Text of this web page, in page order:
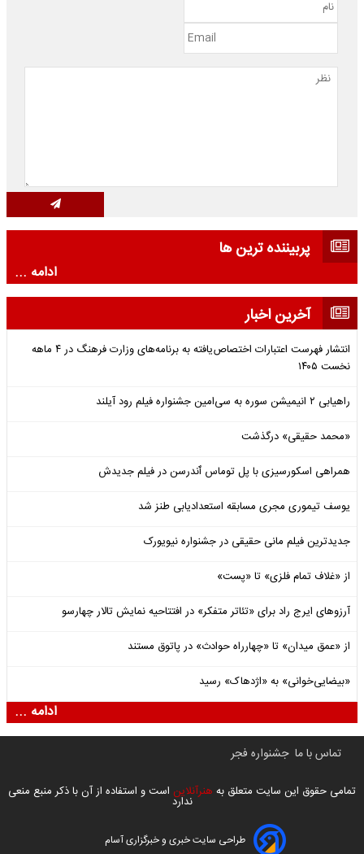
پربیننده ترین ها
ادامه ...
آخرین اخبار
انتشار فهرست اعتبارات اختصاص‌یافته به برنامه‌های وزارت فرهنگ در ۴ ماهه
نخست ۱۴۰۵
راهیابی ۲ انیمیشن سوره به سی‌امین جشنواره فیلم رود آیلند
«محمد حقیقی» درگذشت
همراهی اسکورسیزی با پل توماس ٱندرسن در فیلم جدیدش
یوسف تیموری مجری مسابقه استعدادیابی طنز شد
جدیدترین فیلم مانی حقیقی در جشنواره نیویورک
از «غلاف تمام فلزی» تا «پست»
آرزوهای ایرج راد برای «تئاتر متفکر» در افتتاحیه نمایش تالار چهارسو
از «عمق میدان» تا «چهارراه حوادث» در پاتوق مستند
«بیضایی‌خوانی» به «اژدهاک» رسید
ادامه ...
تماس با ما جشنواره فجر
تمامی حقوق این سایت متعلق به هنرآنلاین است و استفاده از آن با ذکر منبع منعی
ندارد
طراحی سایت خبری و خبرگزاری آسام